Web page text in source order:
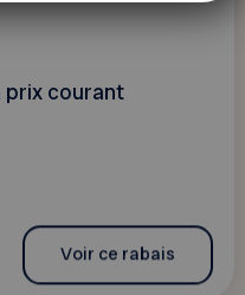
prix courant
Voir ce rabais